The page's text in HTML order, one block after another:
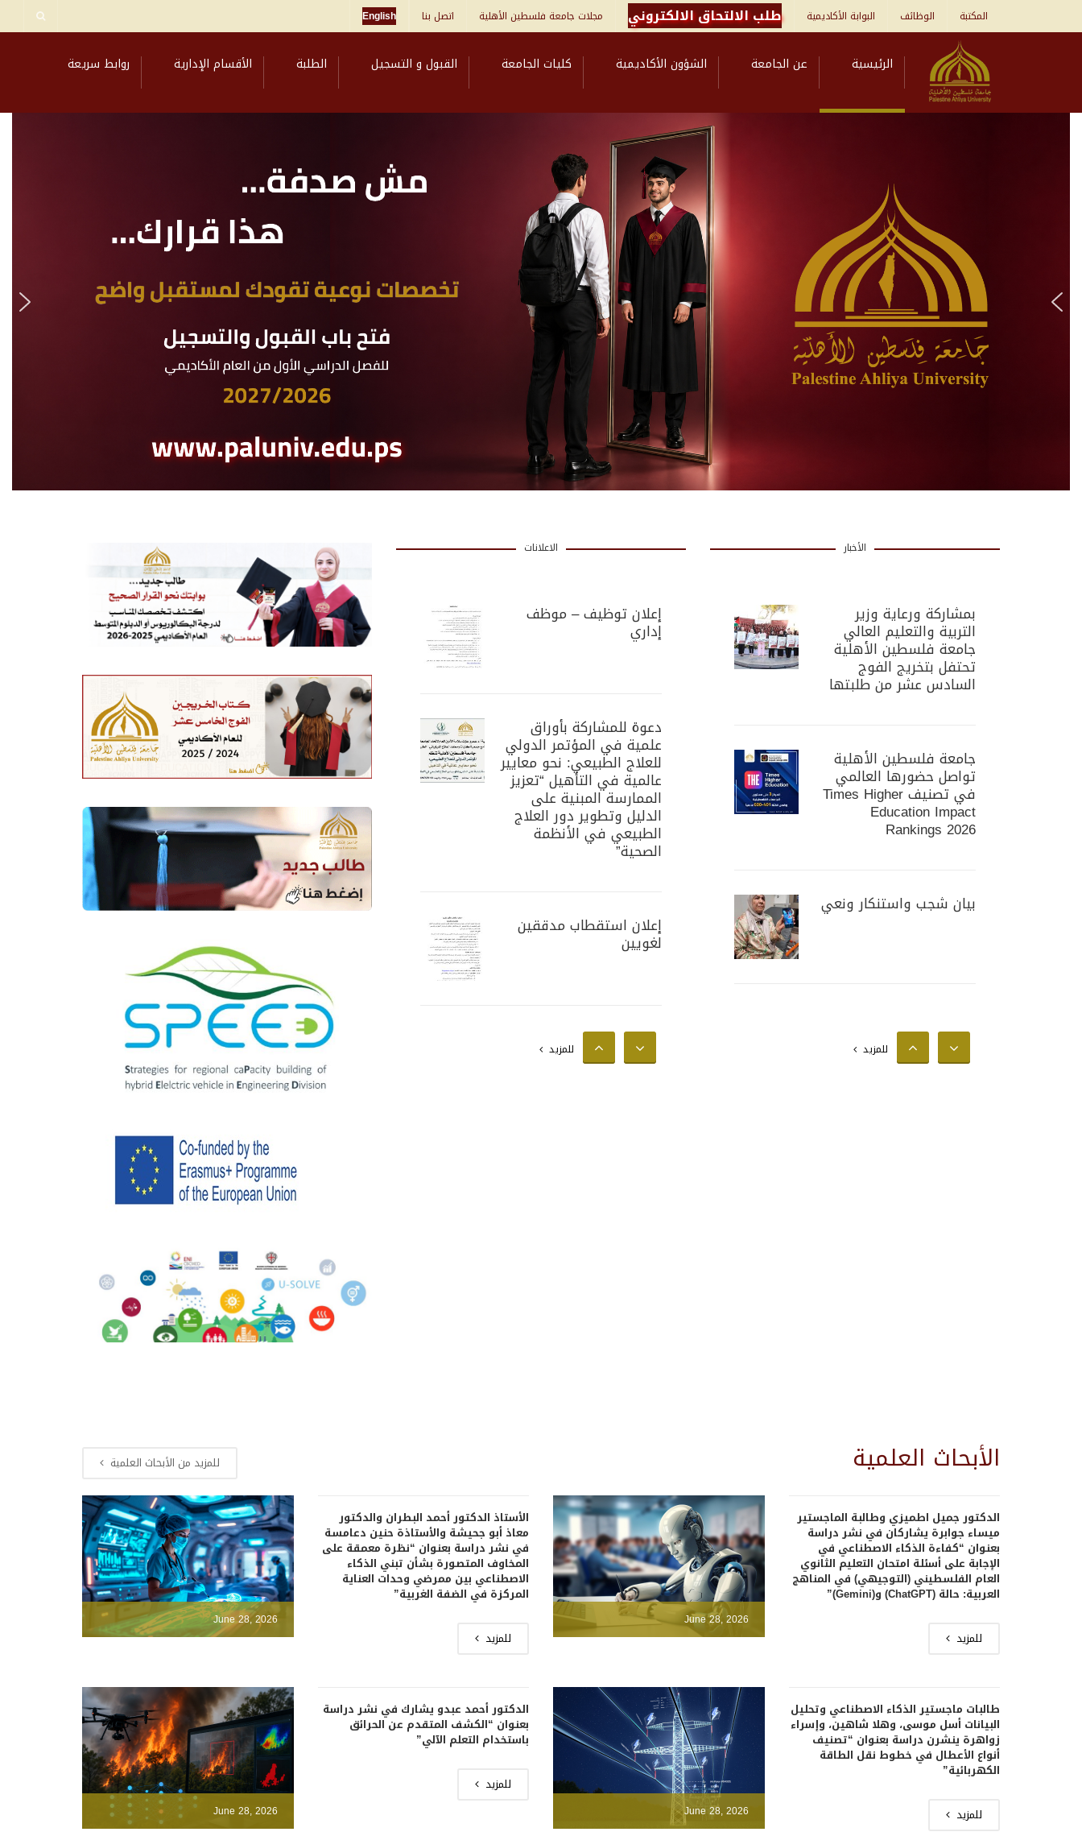
المكتبة الوظائف البوابة الأكاديمية طلب الالتحاق الالكتروني مجلات جامعة فلسطين الأهلية اتصل بنا English
الرئيسية عن الجامعة الشؤون الأكاديمية كليات الجامعة القبول و التسجيل الطلبة الأقسام الإدارية روابط سريعة
الاعلانات
إعلان توظيف – موظف
إداري
دعوة للمشاركة بأوراق
علمية في المؤتمر الدولي
للعلاج الطبيعي: نحو معايير
عالمية في التأهيل “تعزيز
الممارسة المبنية على
الدليل وتطوير دور العلاج
الطبيعي في الأنظمة
الصحية”
إعلان استقطاب مدققين
لغويين
إعلان استقطاب محللين
إحصائيين للمزيد
الأخبار
بمشاركة ورعاية وزير
التربية والتعليم العالي
جامعة فلسطين الأهلية
تحتفل بتخريج الفوج
السادس عشر من طلبتها
جامعة فلسطين الأهلية
تواصل حضورها العالمي
في تصنيف Times Higher
Education Impact
Rankings 2026
بيان شجب واستنكار ونعي
تستضيف وزير الزراعة
الفلسطيني لبحث سبل
تعزيز التعاون المشترك في
للمزيد
الأبحاث العلمية للمزيد من الأبحاث العلمية
June 28, 2026
الأستاذ الدكتور أحمد البطران والدكتور
معاذ أبو جحيشة والأستاذة حنين دعامسة
في نشر دراسة بعنوان “نظرة معمقة على
المخاوف المتصورة بشأن تبني الذكاء
الاصطناعي بين ممرضي وحدات العناية
المركزة في الضفة الغربية”
للمزيد
June 28, 2026
الدكتور جميل اطميزي وطالبة الماجستير
ميساء جوابرة يشاركان في نشر دراسة
بعنوان “كفاءة الذكاء الاصطناعي في
الإجابة على أسئلة امتحان التعليم الثانوي
العام الفلسطيني (التوجيهي) في المناهج
العربية: حالة (ChatGPT) و(Gemini)”
للمزيد
June 28, 2026
الدكتور أحمد عبدو يشارك في نشر دراسة
بعنوان “الكشف المتقدم عن الحرائق
باستخدام التعلم الآلي”
للمزيد
June 28, 2026
طالبات ماجستير الذكاء الاصطناعي وتحليل
البيانات أسل موسى، وهلا شاهين، وإسراء
زواهرة ينشرن دراسة بعنوان “تصنيف
أنواع الأعطال في خطوط نقل الطاقة
الكهربائية”
للمزيد